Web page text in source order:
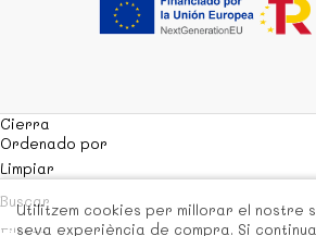
Utilitzem cookies per millorar el nostre
seva experiència de compra. Si
Cierra
Ordenado por
Limpiar
Buscar